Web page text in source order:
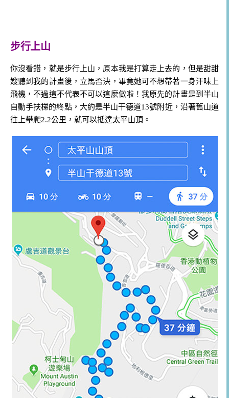
步行上山
你沒看錯，就是步行上山，原本我是打算走上去的，但是甜甜
嫂聽到我的計畫後，立馬否決，畢竟她可不想帶著一身汗味上
飛機，不過這不代表不可以這麼做啦！我原先的計畫是到半山
自動手扶梯的終點，大約是半山干德道13號附近，沿著舊山道
往上攀爬2.2公里，就可以抵達太平山頂。